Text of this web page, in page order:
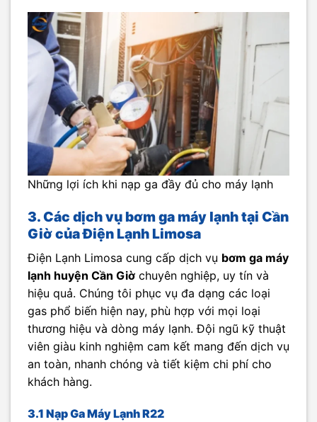
Những lợi ích khi nạp ga đầy đủ cho máy lạnh
3. Các dịch vụ bơm ga máy lạnh tại Cần
Giờ của Điện Lạnh Limosa
Điện Lạnh Limosa cung cấp dịch vụ bơm ga máy
lạnh huyện Cần Giờ chuyên nghiệp, uy tín và
hiệu quả. Chúng tôi phục vụ đa dạng các loại
gas phổ biến hiện nay, phù hợp với mọi loại
thương hiệu và dòng máy lạnh. Đội ngũ kỹ thuật
viên giàu kinh nghiệm cam kết mang đến dịch vụ
an toàn, nhanh chóng và tiết kiệm chi phí cho
khách hàng.
3.1 Nạp Ga Máy Lạnh R22